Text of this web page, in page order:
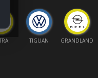
TIGUAN GRANDLAND